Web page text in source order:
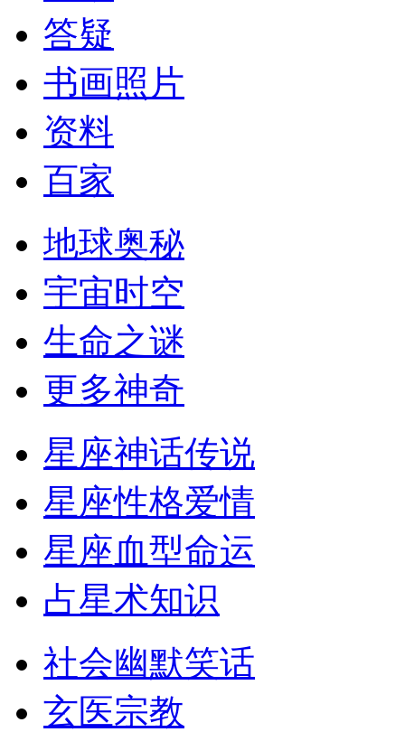
答疑
书画照片
资料
百家
地球奥秘
宇宙时空
生命之谜
更多神奇
星座神话传说
星座性格爱情
星座血型命运
占星术知识
社会幽默笑话
玄医宗教